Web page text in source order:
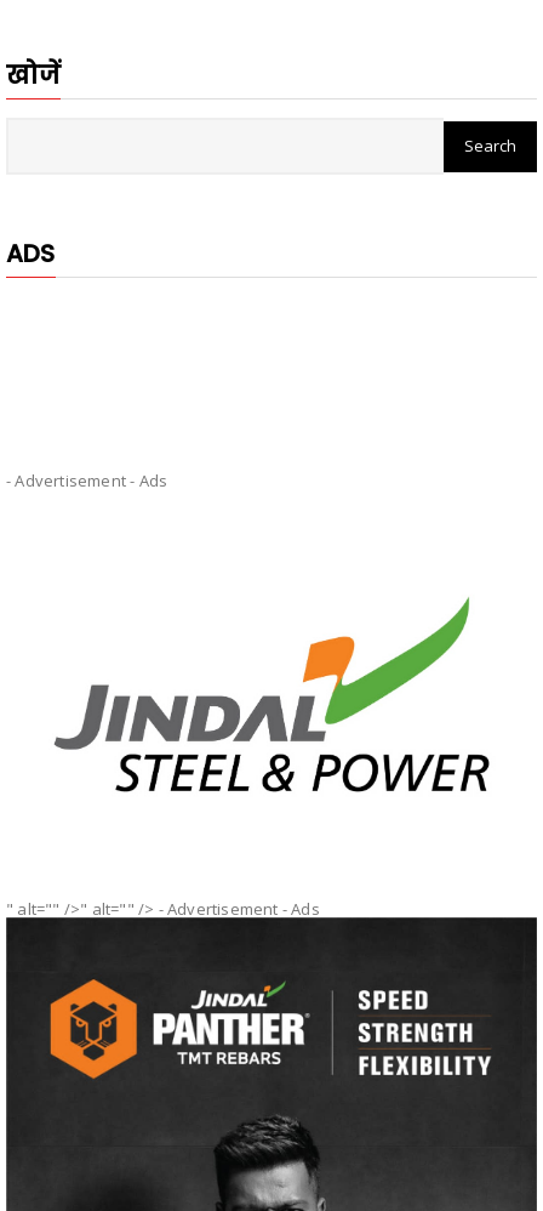
खोजें
ADS
- Advertisement - Ads
" alt="" />" alt="" /> - Advertisement -Ads